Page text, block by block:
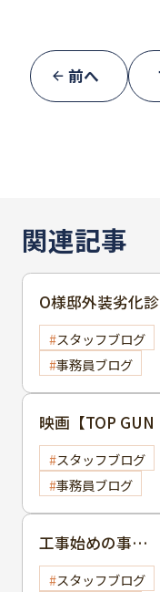
前へ
関連記事
O様邸外装劣化
スタッフブログ
事務員ブログ
映画【TOP GUN
スタッフブログ
事務員ブログ
工事始めの事…
スタッフブログ